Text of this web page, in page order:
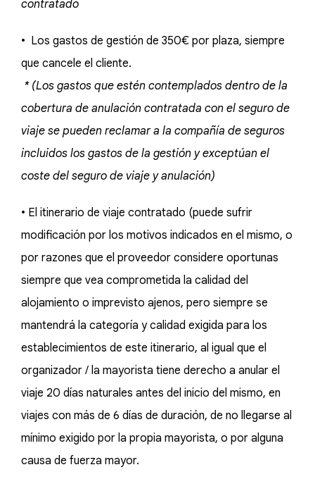
contratado
• Los gastos de gestión de 350€ por plaza, siempre
que cancele el cliente.
* (Los gastos que estén contemplados dentro de la
cobertura de anulación contratada con el seguro de
viaje se pueden reclamar a la compañía de seguros
incluidos los gastos de la gestión y exceptúan el
coste del seguro de viaje y anulación)
• El itinerario de viaje contratado (puede sufrir
modificación por los motivos indicados en el mismo, o
por razones que el proveedor considere oportunas
siempre que vea comprometida la calidad del
alojamiento o imprevisto ajenos, pero siempre se
mantendrá la categoría y calidad exigida para los
establecimientos de este itinerario, al igual que el
organizador / la mayorista tiene derecho a anular el
viaje 20 días naturales antes del inicio del mismo, en
viajes con más de 6 días de duración, de no llegarse al
mínimo exigido por la propia mayorista, o por alguna
causa de fuerza mayor.